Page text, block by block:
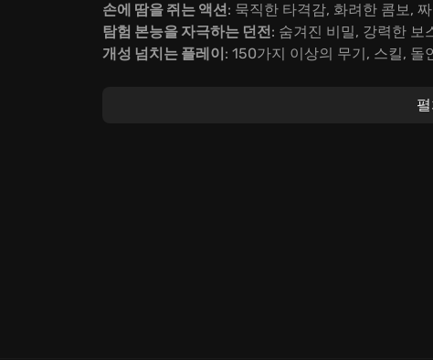
손에 땀을 쥐는 액션: 묵직한 타격감, 화려한 콤보,
탐험 본능을 자극하는 던전: 숨겨진 비밀, 강력한 보
개성 넘치는 플레이 : 150가지 이상의 무기, 스킬,
펼